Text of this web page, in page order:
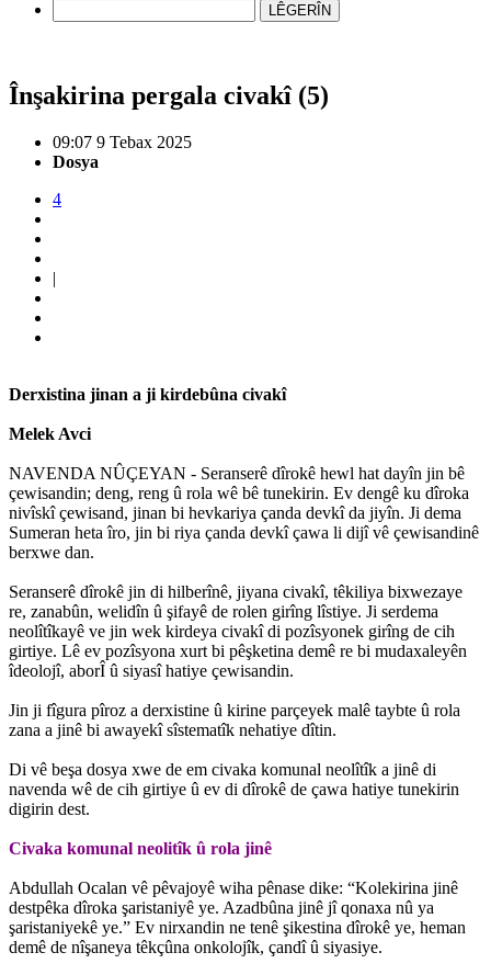
LÊGERÎN
Înşakirina pergala civakî (5)
09:07 9 Tebax 2025
Dosya
4
|
Derxistina jinan a ji kirdebûna civakî
Melek Avci
NAVENDA NÛÇEYAN - Seranserê dîrokê hewl hat dayîn jin bê
çewisandin; deng, reng û rola wê bê tunekirin. Ev dengê ku dîroka
nivîskî çewisand, jinan bi hevkariya çanda devkî da jiyîn. Ji dema
Sumeran heta îro, jin bi riya çanda devkî çawa li dijî vê çewisandinê
berxwe dan.
Seranserê dîrokê jin di hilberînê, jiyana civakî, têkiliya bixwezaye
re, zanabûn, welidîn û şifayê de rolen girîng lîstiye. Ji serdema
neolîtîkayê ve jin wek kirdeya civakî di pozîsyonek girîng de cih
girtiye. Lê ev pozîsyona xurt bi pêşketina demê re bi mudaxaleyên
îdeolojî, aborÎ û siyasî hatiye çewisandin.
Jin ji fîgura pîroz a derxistine û kirine parçeyek malê taybte û rola
zana a jinê bi awayekî sîstematîk nehatiye dîtin.
Di vê beşa dosya xwe de em civaka komunal neolîtîk a jinê di
navenda wê de cih girtiye û ev di dîrokê de çawa hatiye tunekirin
digirin dest.
Civaka komunal neolitîk û rola jinê
Abdullah Ocalan vê pêvajoyê wiha pênase dike: “Kolekirina jinê
destpêka dîroka şaristaniyê ye. Azadbûna jinê jî qonaxa nû ya
şaristaniyekê ye.” Ev nirxandin ne tenê şikestina dîrokê ye, heman
demê de nîşaneya têkçûna onkolojîk, çandî û siyasiye.